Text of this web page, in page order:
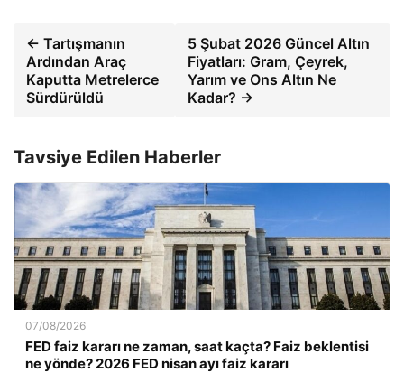
← Tartışmanın
Ardından Araç
Kaputta Metrelerce
Sürdürüldü
5 Şubat 2026 Güncel Altın
Fiyatları: Gram, Çeyrek,
Yarım ve Ons Altın Ne
Kadar? →
Tavsiye Edilen Haberler
07/08/2026
FED faiz kararı ne zaman, saat kaçta? Faiz beklentisi
ne yönde? 2026 FED nisan ayı faiz kararı